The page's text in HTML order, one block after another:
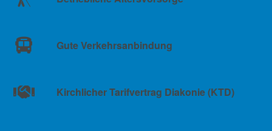
Gute Verkehrsanbindung
Kirchlicher Tarifvertrag Diakonie (KTD)